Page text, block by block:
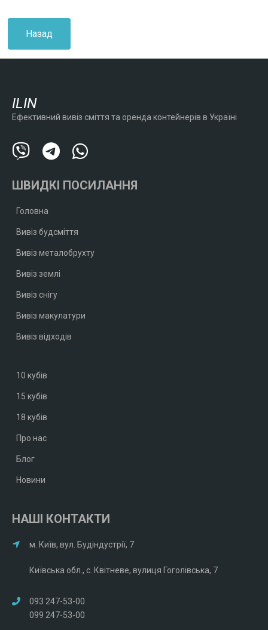
Назад
ILIN
Ефективний вивіз сміття та оренда контейнерів в Україні
ШВИДКІ ПОСИЛАННЯ
Головна
Вивіз будсміття
Вивіз металобрухту
Вивіз землі
Вивіз снігу
Вивіз макулатури
Вивіз відходів
10 кубів
15 кубів
18 кубів
Про нас
Блог
Новини
НАШІ КОНТАКТИ
м. Київ, вул. Будіндустрії, 7
Київська обл., с. Квітневе, вулиця Гоголівська, 7
093 247-53-00
099 247-53-00